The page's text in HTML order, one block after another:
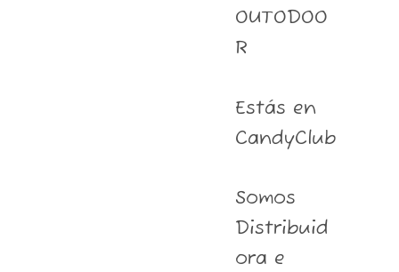
OUTODOO
R
Estás en
CandyClub
Somos
Distribuid
ora e